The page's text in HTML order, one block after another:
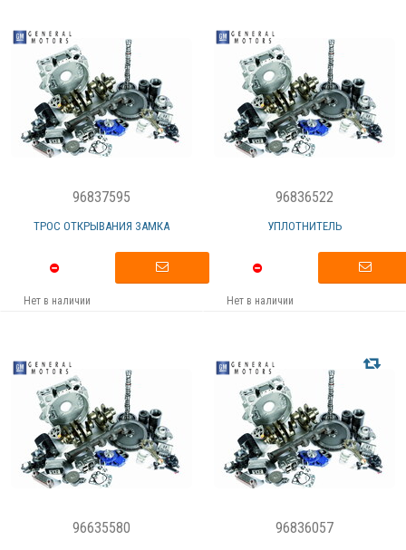
96837595
ТРОС ОТКРЫВАНИЯ ЗАМКА
Нет в наличии
96836522
УПЛОТНИТЕЛЬ
Нет в наличии
96635580 96836057